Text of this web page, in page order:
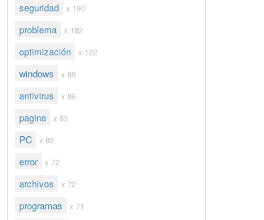
seguridad x 190
problema x 182
optimización x 122
windows x 88
antivirus x 86
pagina x 85
PC x 82
error x 72
archivos x 72
programas x 71